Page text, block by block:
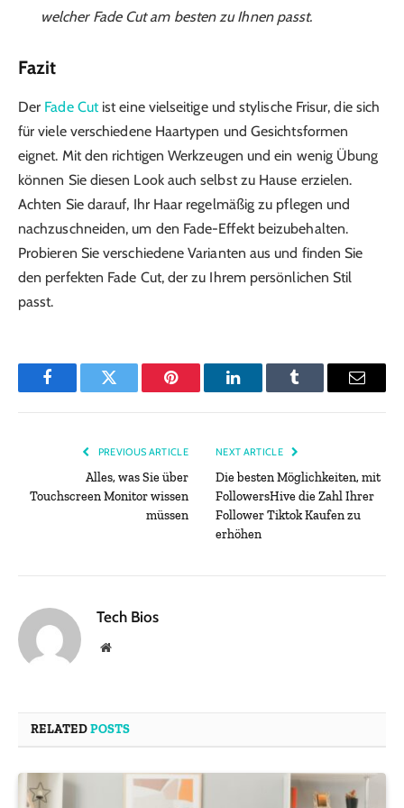
welcher Fade Cut am besten zu Ihnen passt.
Fazit
Der Fade Cutist eine vielseitige und stylische Frisur, die sich
für viele verschiedene Haartypen und Gesichtsformen
eignet. Mit den richtigen Werkzeugen und ein wenig Übung
können Sie diesen Look auch selbst zu Hause erzielen.
Achten Sie darauf, Ihr Haar regelmäßig zu pflegen und
nachzuschneiden, um den Fade-Effekt beizubehalten.
Probieren Sie verschiedene Varianten aus und finden Sie
den perfekten Fade Cut, der zu Ihrem persönlichen Stil
passt.
FacebookTwitter Pinterest LinkedInTumblr Email
PREVIOUS ARTICLE
Alles, was Sie über
Touchscreen Monitor wissen
müssen
NEXT ARTICLE
Die besten Möglichkeiten, mit
FollowersHive die Zahl Ihrer
Follower Tiktok Kaufen zu
erhöhen
Tech Bios
Website
RELATEDPOSTS